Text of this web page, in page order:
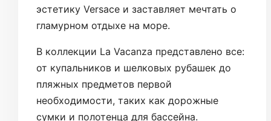
эстетику Versace и заставляет мечтать о
гламурном отдыхе на море.
В коллекции La Vacanza представлено все:
от купальников и шелковых рубашек до
пляжных предметов первой
необходимости, таких как дорожные
сумки и полотенца для бассейна.